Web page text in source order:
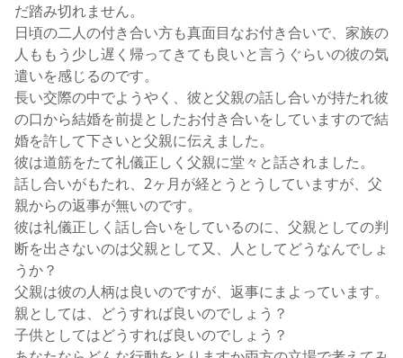
だ踏み切れません。
日頃の二人の付き合い方も真面目なお付き合いで、家族の
人ももう少し遅く帰ってきても良いと言うぐらいの彼の気
遣いを感じるのです。
長い交際の中でようやく、彼と父親の話し合いが持たれ彼
の口から結婚を前提としたお付き合いをしていますので結
婚を許して下さいと父親に伝えました。
彼は道筋をたて礼儀正しく父親に堂々と話されました。
話し合いがもたれ、2ヶ月が経とうとうしていますが、父
親からの返事が無いのです。
彼は礼儀正しく話し合いをしているのに、父親としての判
断を出さないのは父親として又、人としてどうなんでしょ
うか？
父親は彼の人柄は良いのですが、返事にまよっています。
親としては、どうすれば良いのでしょう？
子供としてはどうすれば良いのでしょう？